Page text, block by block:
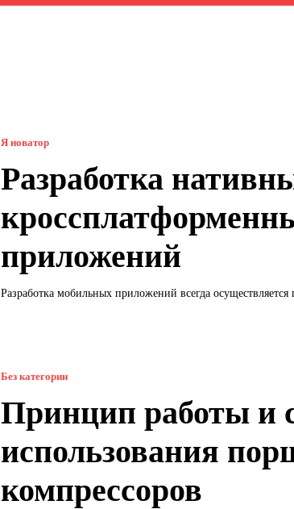
Я новатор
Разработка
приложений
Разработка мобильных приложений всегда
Без категории
Принцип работы и
использования
компрессоров